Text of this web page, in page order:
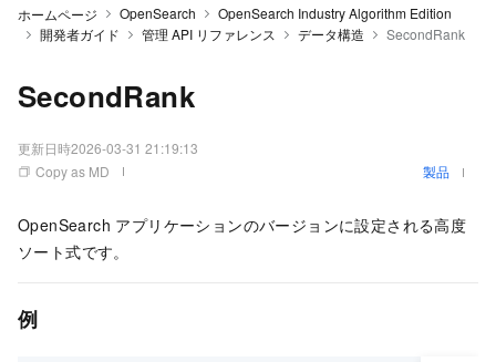
ホームページ OpenSearch
OpenSearch Industry Algorithm Edition
開発者ガイド
管理 API リファレンス データ構造 SecondRank
SecondRank
更新日時2026-03-31 21:19:13
Copy as MD
製品
OpenSearch アプリケーションのバージョンに設定される高度
ソート式です。
例